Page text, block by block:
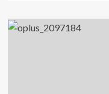
Training
10-